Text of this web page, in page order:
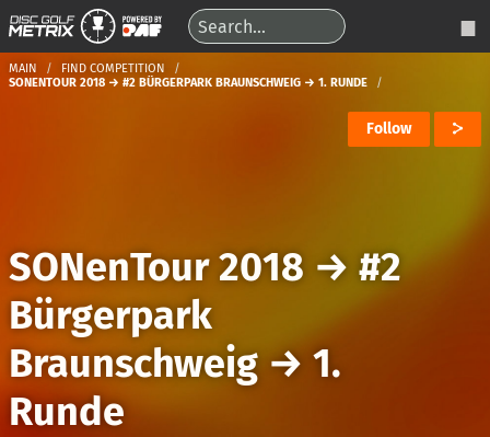
MAIN
FIND COMPETITION
SONENTOUR 2018 → #2 BÜRGERPARK BRAUNSCHWEIG → 1. RUNDE
Follow
SONenTour 2018 → #2
Bürgerpark
Braunschweig→ 1.
Runde